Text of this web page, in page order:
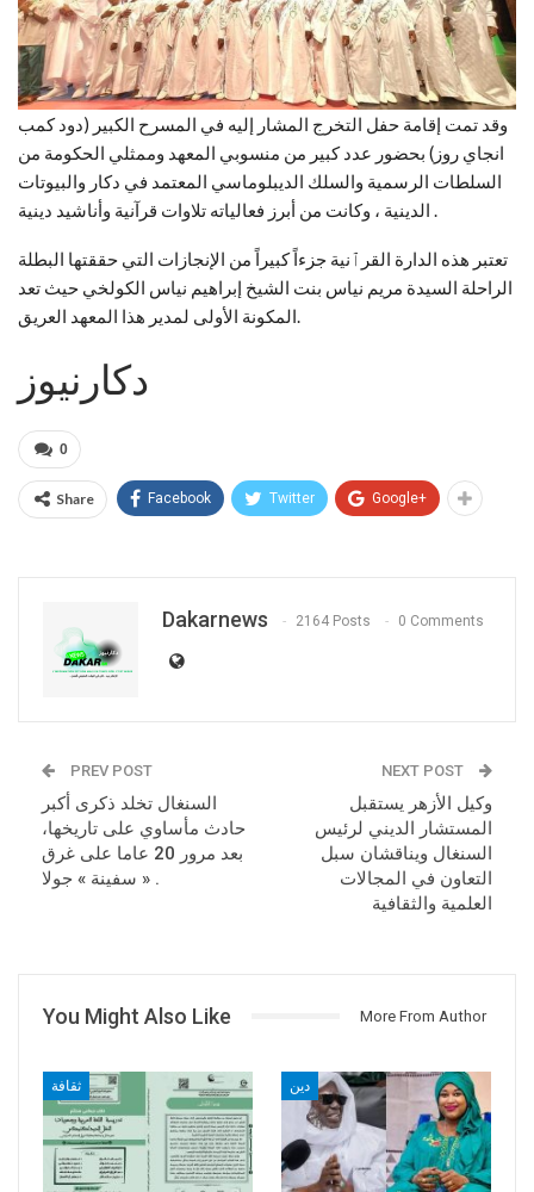
وقد تمت إقامة حفل التخرج المشار إليه في المسرح الكبير (دود كمب
انجاي روز) بحضور عدد كبير من منسوبي المعهد وممثلي الحكومة من
السلطات الرسمية والسلك الديبلوماسي المعتمد في دكار والبيوتات
تعتبر هذه الدارة القرٱنية جزءاً كبيراً من الإنجازات التي حققتها البطلة
الراحلة السيدة مريم نياس بنت الشيخ إبراهيم نياس الكولخي حيث تعد
دكارنيوز
0
Share Facebook Twitter Google+
Dakarnews 2164 Posts 0 Comments
PREV POST
السنغال تخلد ذكرى أكبر
حادث مأساوي على تاريخها،
بعد مرور 20 عاما على غرق
سفينة » جولا » .
NEXT POST
وكيل الأزهر يستقبل
المستشار الديني لرئيس
السنغال ويناقشان سبل
التعاون في المجالات
العلمية والثقافية
You Might Also Like More From Author
ثقافة دين